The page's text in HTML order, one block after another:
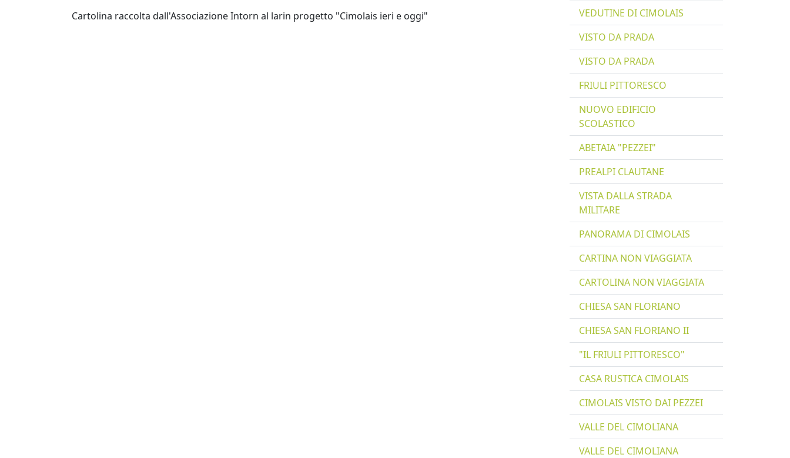
Cartolina raccolta dall'Associazione Intorn al larin progetto "Cimolais ieri e oggi"
VEDUTINE DI CIMOLAIS
VISTO DA PRADA
VISTO DA PRADA
FRIULI PITTORESCO
NUOVO EDIFICIO
SCOLASTICO
ABETAIA "PEZZEI"
PREALPI CLAUTANE
VISTA DALLA STRADA
MILITARE
PANORAMA DI CIMOLAIS
CARTINA NON VIAGGIATA
CARTOLINA NON VIAGGIATA
CHIESA SAN FLORIANO
CHIESA SAN FLORIANO II
"IL FRIULI PITTORESCO"
CASA RUSTICA CIMOLAIS
CIMOLAIS VISTO DAI PEZZEI
VALLE DEL CIMOLIANA
VALLE DEL CIMOLIANA